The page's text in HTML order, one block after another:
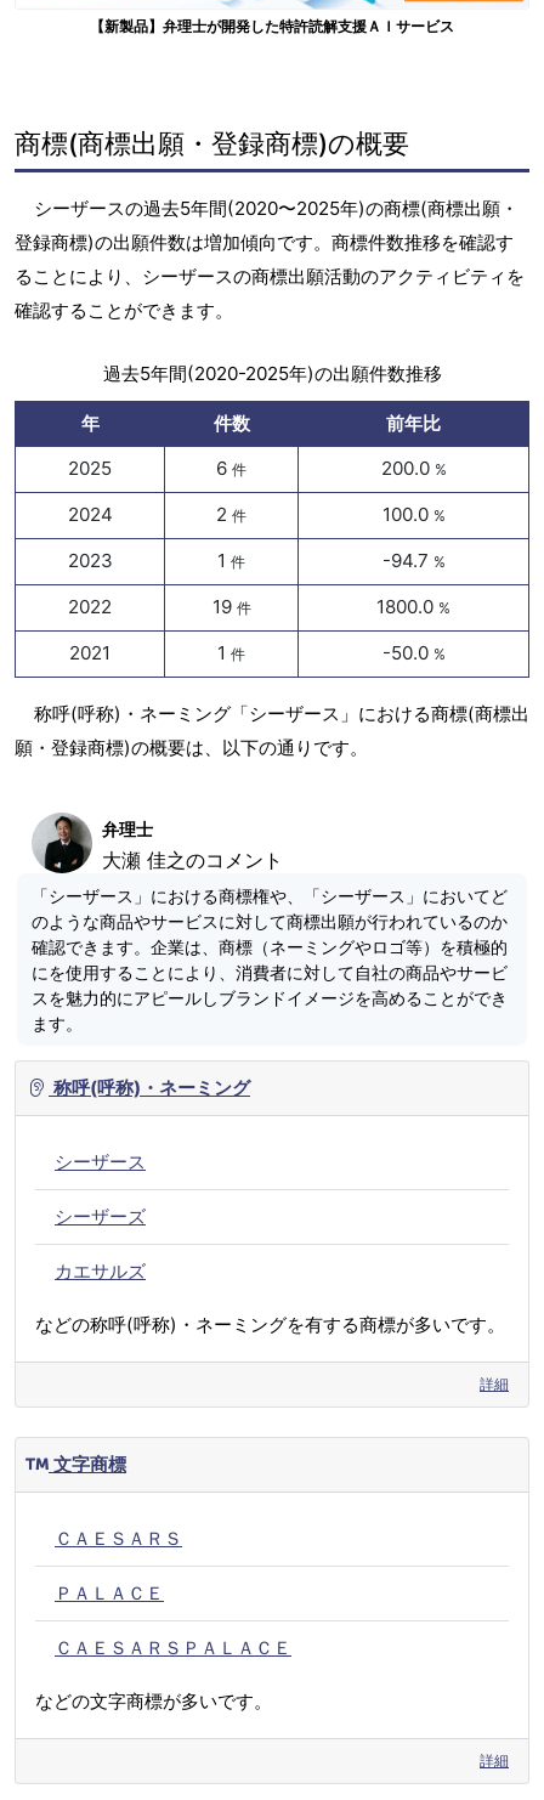
【新製品】弁理士が開発した特許読解支援ＡＩサービス
商標(商標出願・登録商標)の概要
シーザースの過去5年間(2020〜2025年)の商標(商標出願・
登録商標)の出願件数は増加傾向です。商標件数推移を確認す
ることにより、シーザースの商標出願活動のアクティビティを
確認することができます。
過去5年間(2020-2025年)の出願件数推移
年 件数
前年比
2025
6 件 200.0 %
2024 2 件 100.0 %
2023 1 件 -94.7 %
2022 19 件 1800.0 %
2021 1 件 -50.0 %
称呼(呼称)・ネーミング「シーザース」における商標(商標出
願・登録商標)の概要は、以下の通りです。
弁理士
大瀬 佳之のコメント
「シーザース」における商標権や、「シーザース」においてど
のような商品やサービスに対して商標出願が行われているのか
確認できます。企業は、商標（ネーミングやロゴ等）を積極的
にを使用することにより、消費者に対して自社の商品やサービ
スを魅力的にアピールしブランドイメージを高めることができ
ます。
称呼(呼称)・ネーミング
シーザース
シーザーズ
カエサルズ
などの称呼(呼称)・ネーミングを有する商標が多いです。
詳細
文字商標
ＣＡＥＳＡＲＳ
ＰＡＬＡＣＥ
ＣＡＥＳＡＲＳＰＡＬＡＣＥ
などの文字商標が多いです。
詳細